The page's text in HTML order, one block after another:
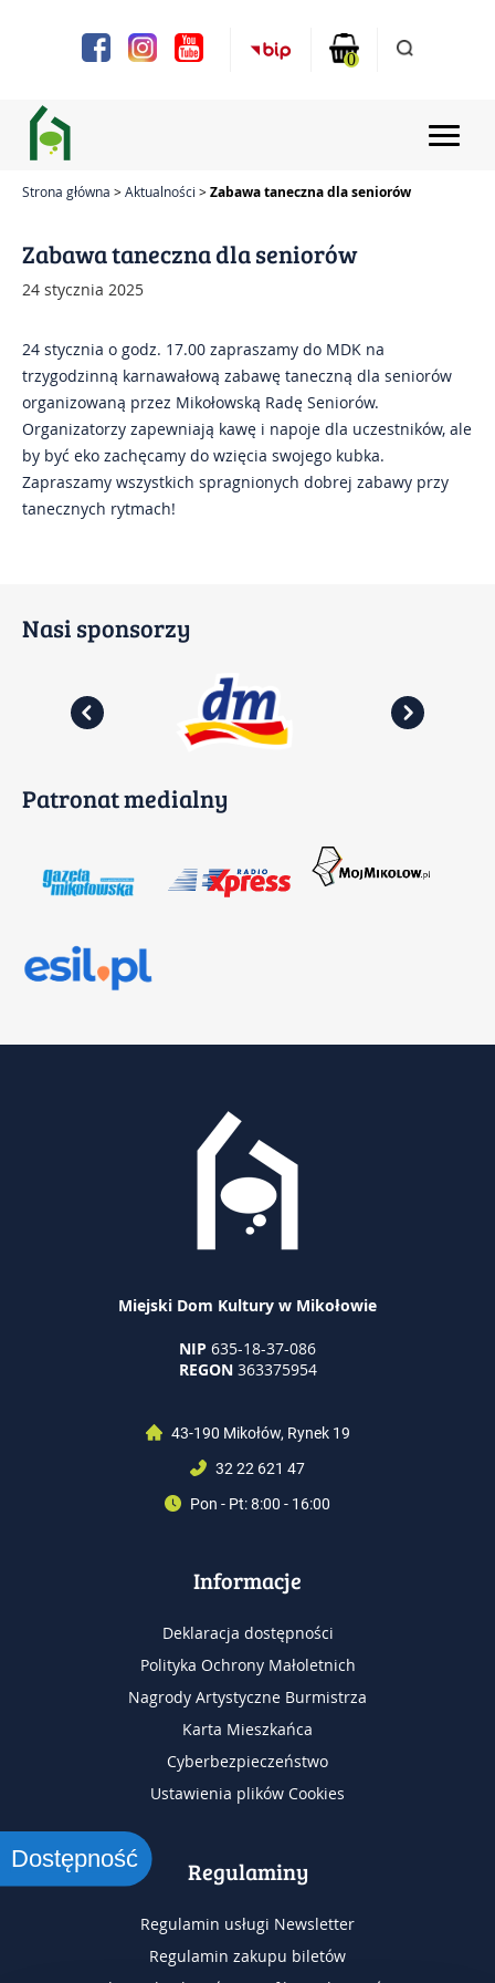
system
ułatwień
dostępu.
Dostępność
0
Chóry i zespoły
Zajęcia
Bilety
Mikołowskie Dni Muzyki
Gazeta Mikołowska
Strona główna Aktualności Zabawa taneczna dla seniorów
Zabawa taneczna dla seniorów
24 stycznia 2025
24 stycznia o godz. 17.00 zapraszamy do MDK na
trzygodzinną karnawałową zabawę taneczną dla seniorów
organizowaną przez Mikołowską Radę Seniorów.
Organizatorzy zapewniają kawę i napoje dla uczestników, ale
by być eko zachęcamy do wzięcia swojego kubka.
Zapraszamy wszystkich spragnionych dobrej zabawy przy
tanecznych rytmach!
Nasi sponsorzy
Patronat medialny
Miejski Dom Kultury w Mikołowie
NIP 635-18-37-086
REGON363375954
43-190 Mikołów, Rynek 19
32 22 621 47
Pon - Pt: 8:00 - 16:00
Informacje
Deklaracja dostępności
Polityka Ochrony Małoletnich
Nagrody Artystyczne Burmistrza
Karta Mieszkańca
Cyberbezpieczeństwo
Ustawienia plików Cookies
Regulaminy
Regulamin usługi Newsletter
Regulamin zakupu biletów